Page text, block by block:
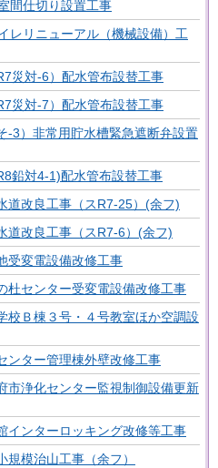
間仕切り設置工事
レリニューアル（機械設備）工
災対-6）配水管布設替工事
災対-7）配水管布設替工事
-3）非常用貯水槽緊急遮断弁設置
鉛対4-1)配水管布設替工事
道改良工事（スR7-25）(余フ)
道改良工事（スR7-6）(余フ)
受変電設備改修工事
杜センター受変電設備改修工事
校Ｂ棟３号・４号教室ほか空調設
ンター管理棟外壁改修工事
市浄化センター監視制御設備更新
インターロッキング改修等工事
規模治山工事（余フ）